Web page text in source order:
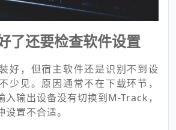
了还要检查软件设置
好，但宿主软件还是识别不到设
少见。原因通常不在下载环节，
入输出设备没有切换到M-Track，
置不合适。